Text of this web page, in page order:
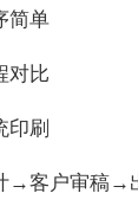
简单
对比
印刷
→客户审稿→